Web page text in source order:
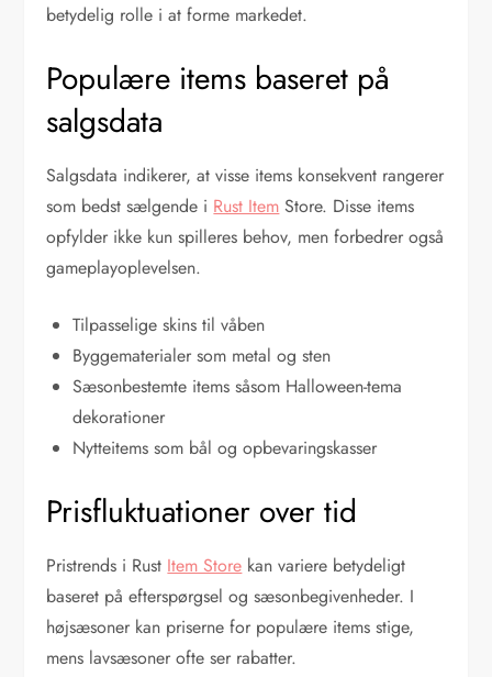
betydelig rolle i at forme markedet.
Populære items baseret på
salgsdata
Salgsdata indikerer, at visse items konsekvent rangerer
som bedst sælgende i Rust Item Store. Disse items
opfylder ikke kun spilleres behov, men forbedrer også
gameplayoplevelsen.
Tilpasselige skins til våben
Byggematerialer som metal og sten
Sæsonbestemte items såsom Halloween-tema
dekorationer
Nytteitems som bål og opbevaringskasser
Prisfluktuationer over tid
Pristrends i Rust Item Store kan variere betydeligt
baseret på efterspørgsel og sæsonbegivenheder. I
højsæsoner kan priserne for populære items stige,
mens lavsæsoner ofte ser rabatter.